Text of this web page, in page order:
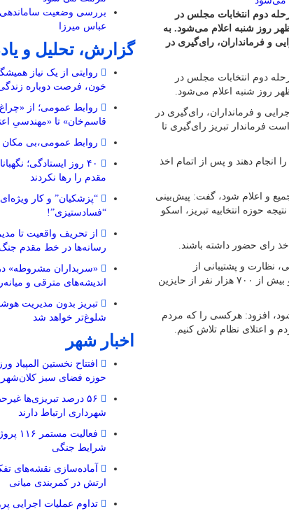
دوم انتخابات مجلس در
ظهر روز شنبه اعلام می‌شود. به
فرمانداران، رای‌گیری در
دوم انتخابات مجلس در
ظهر روز شنبه اعلام می‌شود.
و فرمانداران، رای‌گیری در
فرماندار تبریز رای‌گیری تا
انجام دهند و پس از اتمام اخذ
و اعلام شود، گفت: پیش‌بینی
حوزه انتخابیه تبریز، اسکو
رای حضور داشته باشند.
نظارت و پشتیبانی از
انتخابات، گفت: مرحله دوم انتخابات با آرامش کامل در استان برگزار شد و بیش از ۷۰۰ هزار نفر از حایزین
شود، افزود: هرکسی را که مردم
و اعتلای نظام تلاش کنیم.
بررسی وضعیت
عباس میرزا
گزارش، تحلیل و
روایتی از یک نیاز
خون، فرصت دوباره
روابط عمومی؛ از
قاسم‌خان» تا «مهندسیِ
روابط عمومی،بی مکان
۴۰ روز ایستادگی؛
مقدم را رها نکردند
“پزشکیان” و کار ویژه‌ای
“فسادستیزی”!
از تحریف واقعیت تا
رسانه‌ها در خط مقدم
«سربداران مشروطه» در
اندیشه‌های مترقی و
تبریز بدون مدیریت
شلوغ‌تر خواهد شد
اخبار شهر
افتتاح نخستین المپیاد
حوزه فضای سبز کلان‌شهر
۵۶ درصد تبریزی‌ها
شهرداری ارتباط دارند
فعالیت
شرایط جنگی
ارتش در کمربندی میانی
تداوم عملیات اجرایی